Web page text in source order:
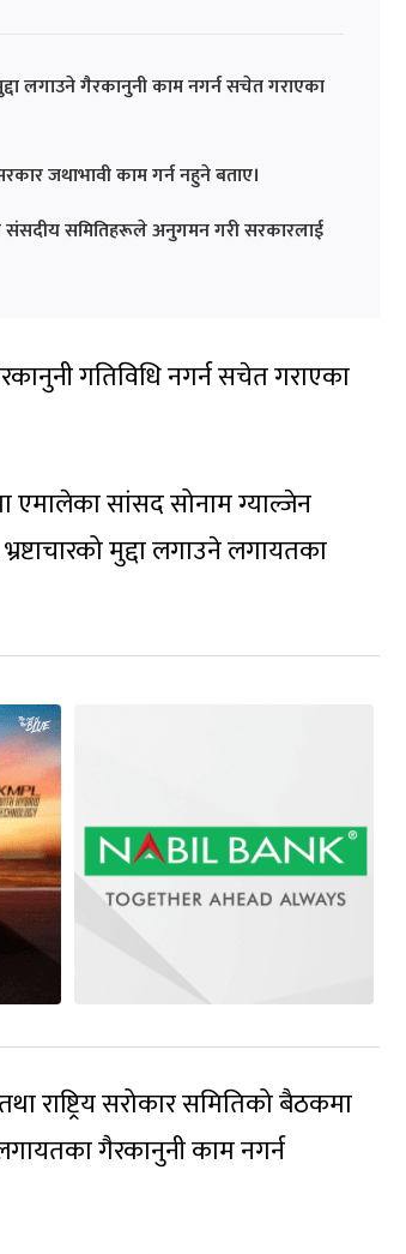
लगाउने गैरकानुनी काम नगर्न सचेत गराएका
जथाभावी काम गर्न नहुने बताए।
संसदीय समितिहरूले अनुगमन गरी सरकारलाई
गतिविधि नगर्न सचेत गराएका
एमालेका सांसद सोनाम ग्याल्जेन
मुद्दा लगाउने लगायतका
राष्ट्रिय सरोकार समितिको बैठकमा
गैरकानुनी काम नगर्न